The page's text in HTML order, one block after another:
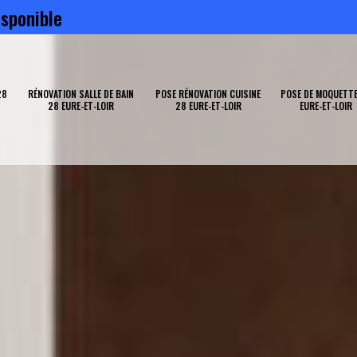
RÉNOVATION SALLE DE BAIN
28 EURE-ET-LOIR
POSE RÉNOVATION CUISINE
28 EURE-ET-LOIR
POSE DE
EURE-ET-LOIR